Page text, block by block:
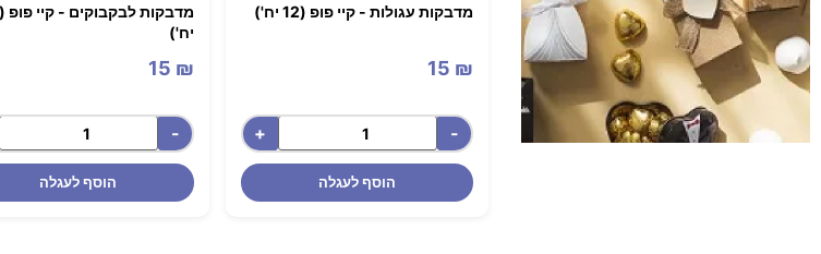
מדבקות עגולות - קיי פופ (12 יח')
15 ₪
-
+
הוסף לעגלה
יח')
15 ₪
-
הוסף לעגלה